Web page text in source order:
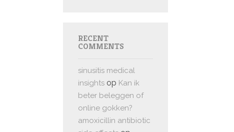
RECENT
COMMENTS
sinusitis medical
insights op Kan ik
beter beleggen of
online gokken?
amoxicillin antibiotic